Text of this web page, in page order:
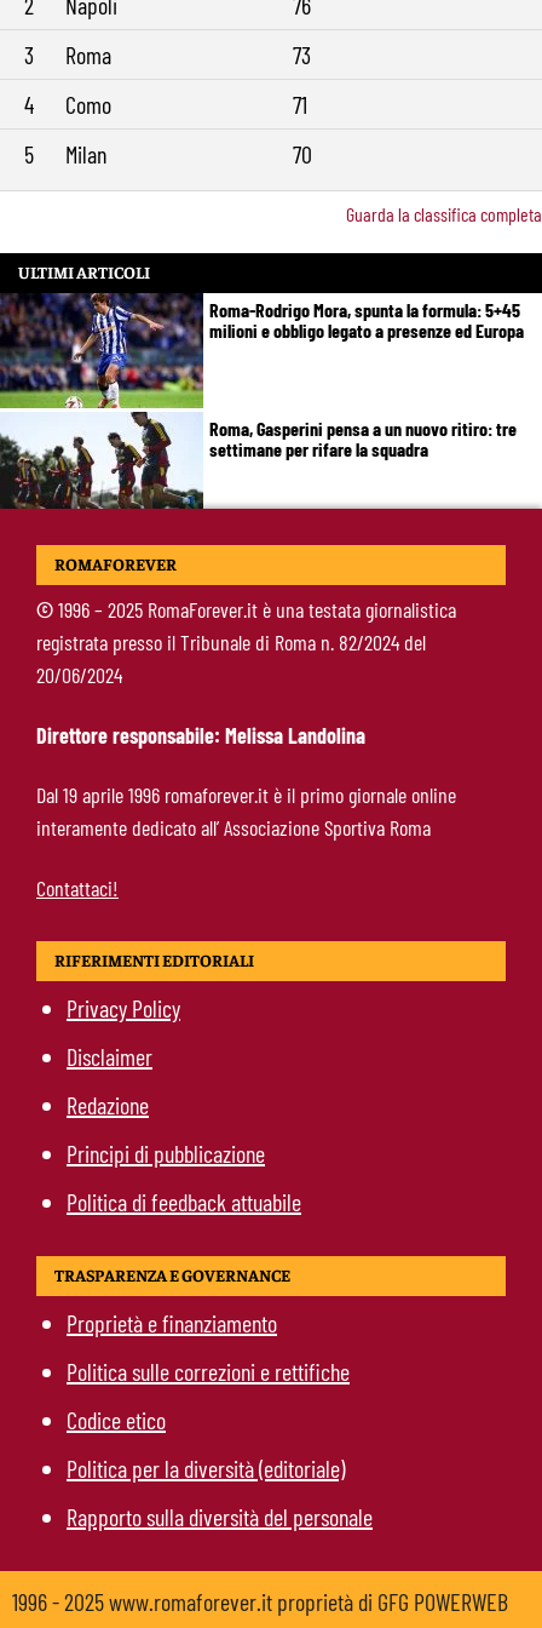
3
Roma
73
4
Como
71
5
Milan 70
Guarda la classifica completa
ULTIMI ARTICOLI
Roma-Rodrigo Mora, spunta la formula: 5+45
milioni e obbligo legato a presenze ed Europa
Roma, Gasperini pensa a un nuovo ritiro: tre
settimane per rifare la squadra
Roma, Gasperini e il problema della “spina”:
accendersi
Gasperini lancia l’allarme mercato: “Roma
corta, ci serve ancora qualcosa”
ROMAFOREVER
©1996 – 2025 RomaForever.it è una testata giornalistica
registrata presso il Tribunale di Roma n. 82/2024 del
20/06/2024
Direttore responsabile: Melissa Landolina
Dal 19 aprile 1996 romaforever.it è il primo giornale online
interamente dedicato all’ Associazione Sportiva Roma
Contattaci!
RIFERIMENTI EDITORIALI
Privacy Policy
Disclaimer
Redazione
Principi di pubblicazione
Politica di feedback attuabile
TRASPARENZA E GOVERNANCE
Proprietà e finanziamento
Politica sulle correzioni e rettifiche
Codice etico
Politica per la diversità (editoriale)
Rapporto sulla diversità del personale
1996 - 2025 www.romaforever.it proprietà di GFG POWERWEB